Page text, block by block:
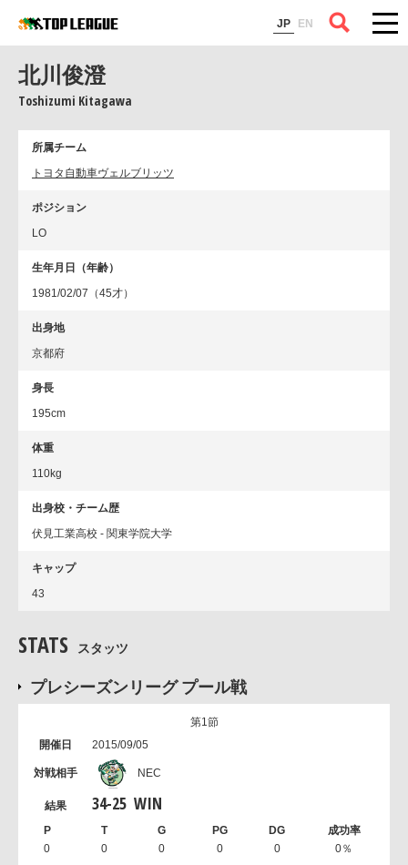
JP EN
コラム
北川俊澄
Toshizumi Kitagawa
所属チーム
トヨタ自動車ヴェルブリッツ
ポジション
LO
生年月日（年齢）
1981/02/07（45才）
出身地
京都府
身長
195cm
体重
110kg
出身校・チーム歴
伏見工業高校 - 関東学院大学
キャップ
43
STATS スタッツ
プレシーズンリーグ プール戦
第1節
2015/09/05
NEC
34-25 WIN
0 0 0 0 0 0％